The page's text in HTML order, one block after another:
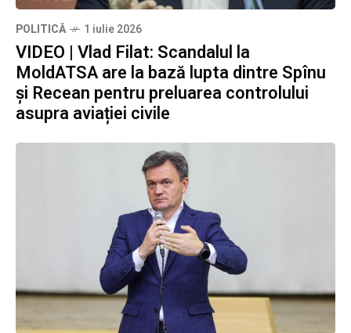
POLITICĂ 1 iulie 2026
VIDEO | Vlad Filat: Scandalul la
MoldATSA are la bază lupta dintre Spînu
și Recean pentru preluarea controlului
asupra aviației civile